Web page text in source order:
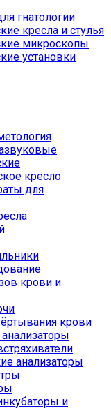
гнатологии
кресла и стулья
микроскопы
установки
кресло
для
крови и
крови
анализаторы
и